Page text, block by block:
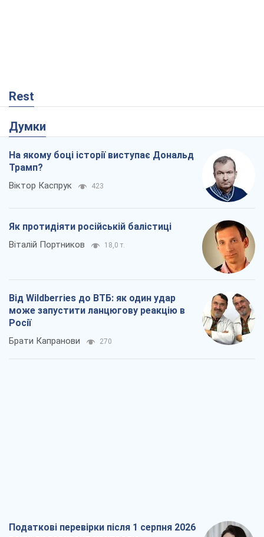
Rest
Думки
На якому боці історії виступає Дональд
Трамп?
Віктор Каспрук 423
Як протидіяти російській балістиці
Віталій Портников 18,0 т.
Від Wildberries до ВТБ: як один удар
може запустити ланцюгову реакцію в
Росії
Брати Капранови 270
Податкові перевірки після 1 серпня 2026